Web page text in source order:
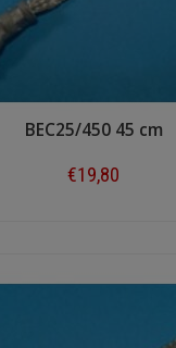
BEC25/450 45 cm
€19,80